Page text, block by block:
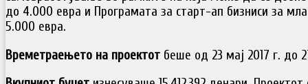
до 4.000 евра и Програмата за старт-ап бизниси за
5.000 евра.
Времетраењето на проектот беше од 23 мај 2017 г. до